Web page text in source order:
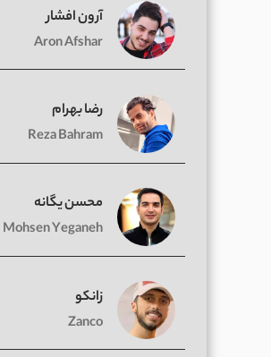
آرون افشار
Aron Afshar
رضا بهرام
Reza Bahram
محسن یگانه
Mohsen Yeganeh
زانکو
Zanco